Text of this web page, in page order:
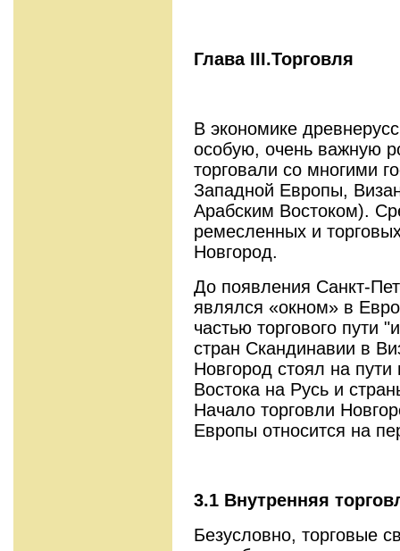
Глава III.Торговля
В экономике
особую, очень важную
торговали со многими
Западной Европы,
Арабским Востоком).
ремесленных и
Новгород.
До появления Санкт-
являлся «окном» в
частью торгового пути
стран Скандинавии в
Новгород стоял на пути
Востока на Русь и
Начало торговли
Европы относится на
3.1 Внутренняя
Безусловно, торговые